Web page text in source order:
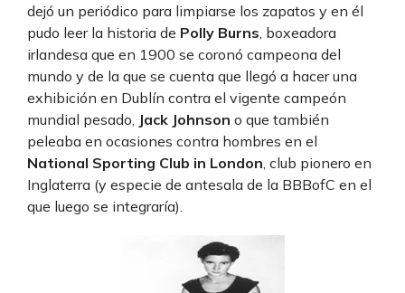
dejó un periódico para limpiarse los zapatos y en él
pudo leer la historia de Polly Burns , boxeadora
irlandesa que en 1900 se coronó campeona del
mundo y de la que se cuenta que llegó a hacer una
exhibición en Dublín contra el vigente campeón
mundial pesado, Jack Johnson o que también
peleaba en ocasiones contra hombres en el
National Sporting Club in London , club pionero en
Inglaterra (y especie de antesala de la BBBofC en el
que luego se integraría).